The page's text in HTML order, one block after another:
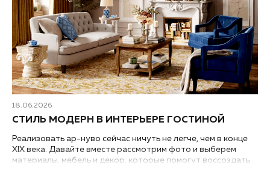
18.06.2026
СТИЛЬ МОДЕРН В ИНТЕРЬЕРЕ ГОСТИНОЙ
Реализовать ар-нуво сейчас ничуть не легче, чем в конце
XIX века. Давайте вместе рассмотрим фото и выберем
материалы, мебель и декор, которые помогут воссоздать